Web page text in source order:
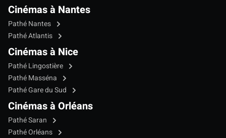
Cinémas à Nantes
Pathé Nantes
Pathé Atlantis
Cinémas à Nice
Pathé Lingostière
Pathé Masséna
Pathé Gare du Sud
Cinémas à Orléans
Pathé Saran
Pathé Orléans